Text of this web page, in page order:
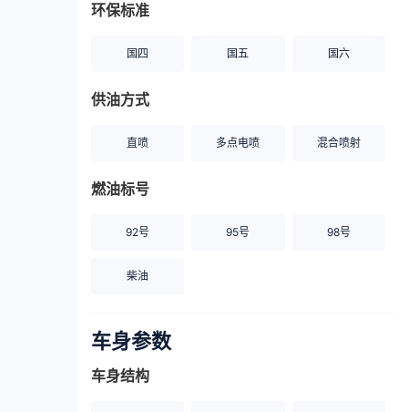
环保标准
国四 国五 国六
供油方式
直喷 多点电喷 混合喷射
燃油标号
92号 95号 98号
柴油
车身参数
车身结构